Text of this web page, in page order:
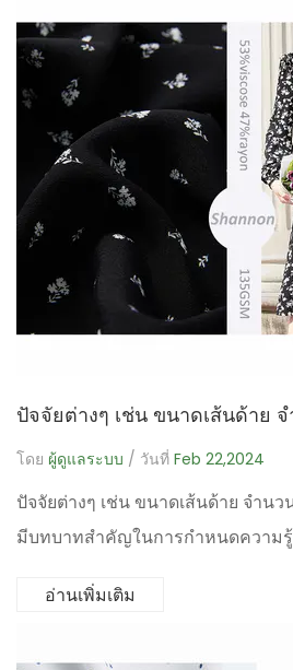
โดย ผู้ดูแลระบบ / วันที่ Feb 22,2024
ปัจจัยต่างๆ เช่น ขนาดเส้นด้าย จำน
มีบทบาทสำคัญในการกำหนดความรู้
อ่านเพิ่มเติม